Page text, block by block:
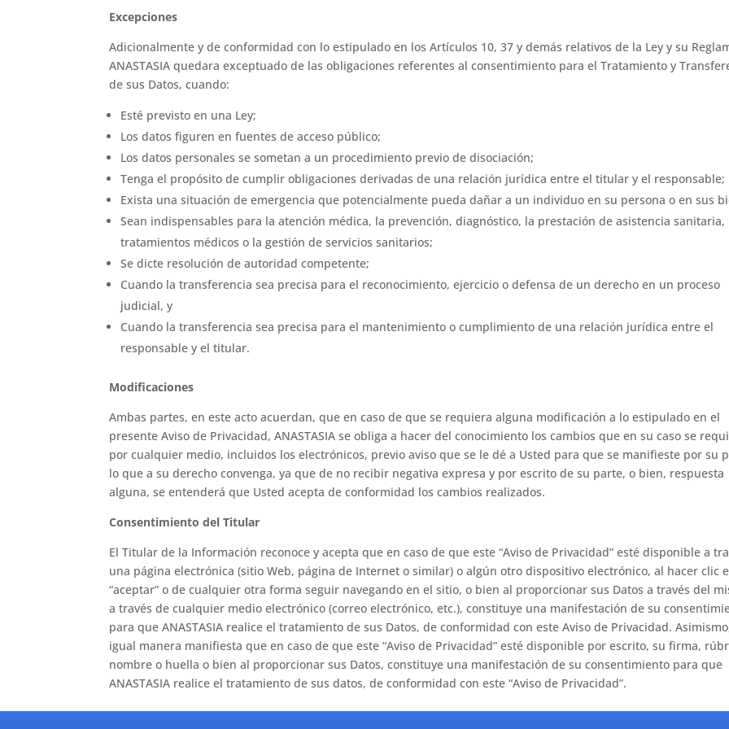
Excepciones
Adicionalmente y de conformidad con lo estipulado en los Artículos 10, 37 y demás relativos de la Ley y su
ANASTASIA quedara exceptuado de las obligaciones referentes al consentimiento para el Tratamiento y
de sus Datos, cuando:
Esté previsto en una Ley;
Los datos figuren en fuentes de acceso público;
Los datos personales se sometan a un procedimiento previo de disociación;
Tenga el propósito de cumplir obligaciones derivadas de una relación jurídica entre el titular y el responsable;
Exista una situación de emergencia que potencialmente pueda dañar a un individuo en su persona o en sus
Sean indispensables para la atención médica, la prevención, diagnóstico, la prestación de asistencia sanitaria,
tratamientos médicos o la gestión de servicios sanitarios;
Se dicte resolución de autoridad competente;
Cuando la transferencia sea precisa para el reconocimiento, ejercicio o defensa de un derecho en un proceso
judicial, y
Cuando la transferencia sea precisa para el mantenimiento o cumplimiento de una relación jurídica entre el
responsable y el titular.
Modificaciones
Ambas partes, en este acto acuerdan, que en caso de que se requiera alguna modificación a lo estipulado en el
presente Aviso de Privacidad, ANASTASIA se obliga a hacer del conocimiento los cambios que en su caso se
por cualquier medio, incluidos los electrónicos, previo aviso que se le dé a Usted para que se manifieste por su
lo que a su derecho convenga, ya que de no recibir negativa expresa y por escrito de su parte, o bien, respuesta
alguna, se entenderá que Usted acepta de conformidad los cambios realizados.
Consentimiento del Titular
El Titular de la Información reconoce y acepta que en caso de que este “Aviso de Privacidad” esté disponible a
una página electrónica (sitio Web, página de Internet o similar) o algún otro dispositivo electrónico, al hacer clic
“aceptar” o de cualquier otra forma seguir navegando en el sitio, o bien al proporcionar sus Datos a través del
a través de cualquier medio electrónico (correo electrónico, etc.), constituye una manifestación de su
para que ANASTASIA realice el tratamiento de sus Datos, de conformidad con este Aviso de Privacidad.
igual manera manifiesta que en caso de que este “Aviso de Privacidad” esté disponible por escrito, su firma,
nombre o huella o bien al proporcionar sus Datos, constituye una manifestación de su consentimiento para que
ANASTASIA realice el tratamiento de sus datos, de conformidad con este “Aviso de Privacidad”.